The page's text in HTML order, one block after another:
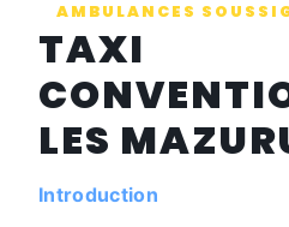
AMBULANCES
TAXI
LES
Introduction